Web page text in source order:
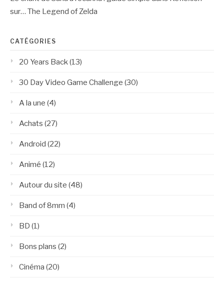
sur… The Legend of Zelda
CATÉGORIES
20 Years Back(13)
30 Day Video Game Challenge (30)
A la une (4)
Achats (27)
Android (22)
Animé (12)
Autour du site (48)
Band of 8mm (4)
BD (1)
Bons plans (2)
Cinéma (20)